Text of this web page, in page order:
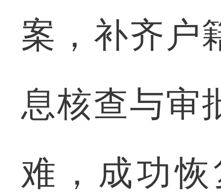
案，补齐户
息核查与审
难，成功